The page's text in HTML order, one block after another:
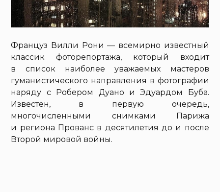
Француз Вилли Рони — всемирно известный
классик фоторепортажа, который входит
в список наиболее уважаемых мастеров
гуманистического направления в фотографии
наряду с Робером Дуано и Эдуардом Буба.
Известен, в первую очередь,
многочисленными снимками Парижа
и региона Прованс в десятилетия до и после
Второй мировой войны.